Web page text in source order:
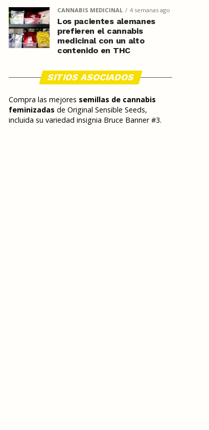
CANNABIS MEDICINAL 4 semanas ago
Los pacientes alemanes
prefieren el cannabis
medicinal con un alto
contenido en THC
SITIOS ASOCIADOS
Compra las mejores semillas de cannabis
feminizadas de Original Sensible Seeds,
incluida su variedad insignia Bruce Banner #3.